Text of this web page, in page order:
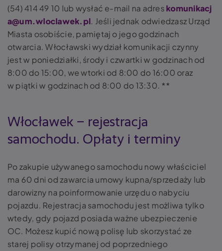
(54) 414 49 10 lub wysłać e-mail na adres komunikacj
a@um.wloclawek.pl. Jeśli jednak odwiedzasz Urząd
Miasta osobiście, pamiętaj o jego godzinach
otwarcia. Włocławski wydział komunikacji czynny
jest w poniedziałki, środy i czwartki w godzinach od
8:00 do 15:00, we wtorki od 8:00 do 16:00 oraz
w piątki w godzinach od 8:00 do 13:30. **
Włocławek – rejestracja
samochodu. Opłaty i terminy
Po zakupie używanego samochodu nowy właściciel
ma 60 dni od zawarcia umowy kupna/sprzedaży lub
darowizny na poinformowanie urzędu o nabyciu
pojazdu. Rejestracja samochodu jest możliwa tylko
wtedy, gdy pojazd posiada ważne ubezpieczenie
OC. Możesz kupić nową polisę lub skorzystać ze
starej polisy otrzymanej od poprzedniego